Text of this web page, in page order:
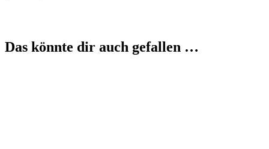
Das könnte dir auch gefallen …